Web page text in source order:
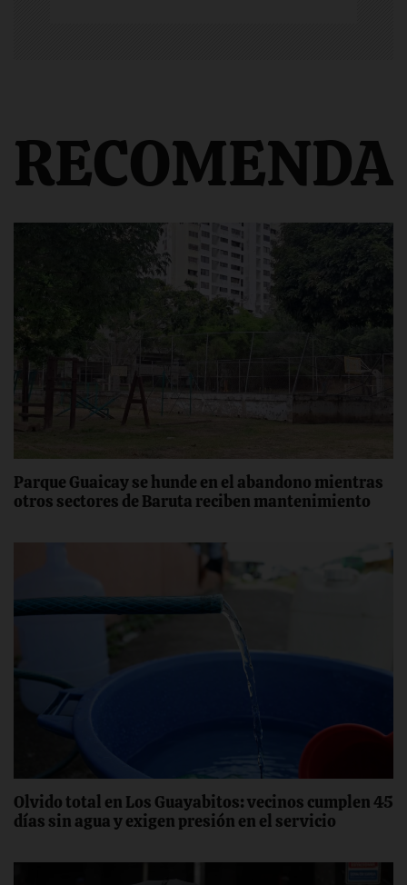
Parque Guaicay se hunde en el abandono mientras
otros sectores de Baruta reciben mantenimiento
Olvido total en Los Guayabitos: vecinos cumplen 45
días sin agua y exigen presión en el servicio